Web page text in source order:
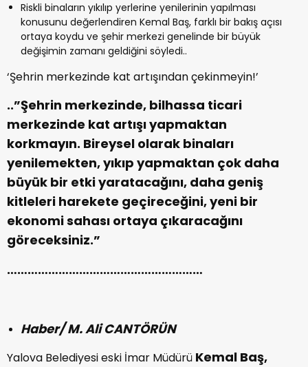
Riskli binaların yıkılıp yerlerine yenilerinin yapılması
konusunu değerlendiren Kemal Baş, farklı bir bakış açısı
ortaya koydu ve şehir merkezi genelinde bir büyük
değişimin zamanı geldiğini söyledi..
‘Şehrin merkezinde kat artışından çekinmeyin!’
..”Şehrin merkezinde, bilhassa ticari
merkezinde kat artışı yapmaktan
korkmayın. Bireysel olarak binaları
yenilemekten, yıkıp yapmaktan çok daha
büyük bir etki yaratacağını, daha geniş
kitleleri harekete geçireceğini, yeni bir
ekonomi sahası ortaya çıkaracağını
göreceksiniz.”
…………………………………………………
Haber/ M. Ali CANTÖRÜN
Yalova Belediyesi eski İmar Müdürü Kemal Baş,